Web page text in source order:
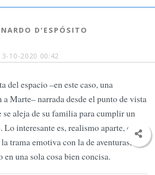
10-2020 00:42
D'ESPÓSITO
espacio –en este caso, una
Marte– narrada desde el punto de vista
se aleja de su familia para cumplir un
Lo interesante es, realismo aparte, cómo
trama emotiva con la de aventuras,
una sola cosa bien concisa.